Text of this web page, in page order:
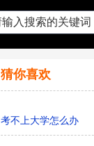
猜你喜欢
考不上大学怎么办